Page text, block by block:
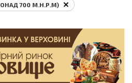
700 М.Н.Р.М)